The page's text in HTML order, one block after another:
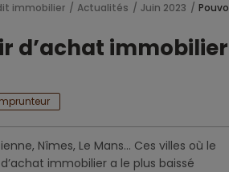
immobilier Actualités Juin 2023
d’achat
Nîmes, Le Mans... Ces villes où le
immobilier a le plus baissé